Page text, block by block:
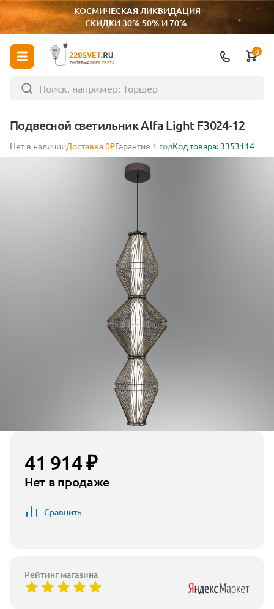
КОСМИЧЕСКАЯ ЛИКВИДАЦИЯ
СКИДКИ 30% 50% И 70%.
ГИПЕРМАРКЕТ СВЕТА
0
Подвесной светильник Alfa Light F3024-12
Нет в наличииДоставка 0₽Гарантия 1 годКод товара: 3353114
41 914 ₽
Нет в продаже
Сравнить
Рейтинг магазина